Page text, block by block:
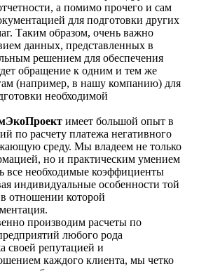
а помимо прочего и сам
для подготовки других
Таким образом, очень важно
данных, представленных в
решением для обеспечения
обращение к одним и тем же
(например, в нашу компанию) для
необходимой
имеет большой опыт в
по расчету платежа негативного
среду. Мы владеем не только
но и практическим умением
все необходимые коэффициенты
индивидуальные особенности той
отношении которой
производим расчеты по
любого рода
своей репутацией и
каждого клиента, мы четко